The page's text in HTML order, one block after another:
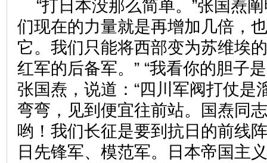
“打日本没那么简单。”张国焘
们现在的力量就是再增加几倍，
它。我们只能将西部变为苏维埃
红军的后备军。” “我看你的胆子
张国焘，说道：“四川军阀打仗是
弯弯，见到便宜往前站。国焘同
哟！我们长征是要到抗日的前线
日先锋军、模范军。日本帝国主